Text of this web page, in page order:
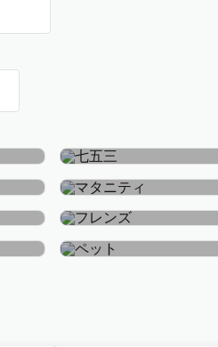
七五三
マタニティ